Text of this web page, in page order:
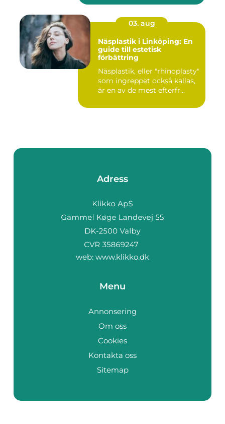
03. aug
Näsplastik i Linköping: En
guide till estetisk
förbättring
Näsplastik, eller "rhinoplasty"
som ingreppet också kallas,
är en av de mest efterfr...
Adress
web: www.klikko.dk
Menu
Annonsering
Om oss
Cookies
Kontakta oss
Sitemap